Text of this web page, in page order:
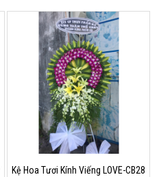
Kệ Hoa Tươi Kính Viếng LOVE-CB28